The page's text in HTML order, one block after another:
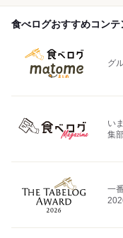
食べログおすすめコンテ
グ
い
集
一